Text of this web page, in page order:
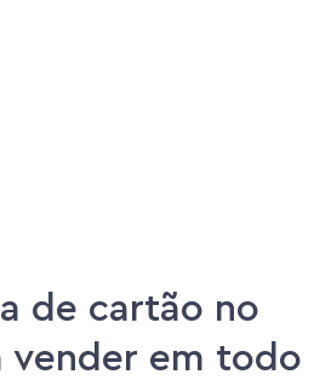
de cartão no
vender em todo